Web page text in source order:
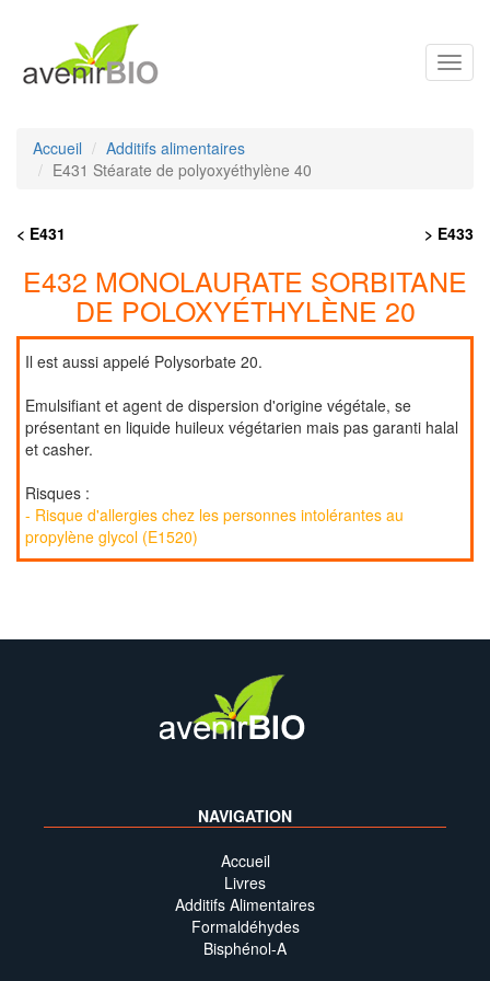
Accueil
Additifs alimentaires
E431 Stéarate de polyoxyéthylène 40
< E431 > E433
E432 MONOLAURATE SORBITANE
DE POLOXYÉTHYLÈNE 20
Il est aussi appelé Polysorbate 20.
Emulsifiant et agent de dispersion d'origine végétale, se
présentant en liquide huileux végétarien mais pas garanti halal
et casher.
Risques :
- Risque d'allergies chez les personnes intolérantes au
propylène glycol (E1520)
NAVIGATION
Accueil
Livres
Additifs Alimentaires
Formaldéhydes
Bisphénol-A